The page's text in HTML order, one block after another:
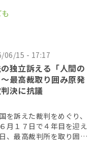
06/15 - 17:17
独立訴える「人間の
最高裁取り囲み原発
決に抗議
訴えた裁判をめぐり、
月１７日で４年目を迎え
、最高裁判所を取り囲む
えた。 呼びかけた […]